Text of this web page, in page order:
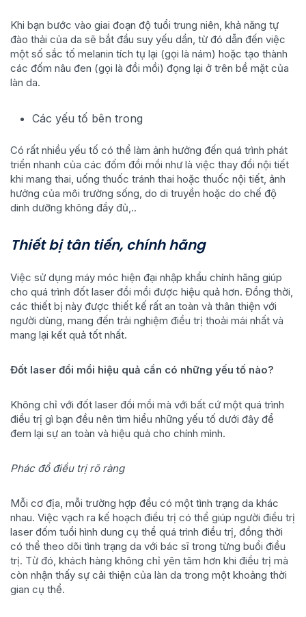
Khi bạn bước vào giai đoạn độ tuổi trung niên, khả năng tự
đào thải của da sẽ bắt đầu suy yếu dần, từ đó dẫn đến việc
một số sắc tố melanin tích tụ lại (gọi là nám) hoặc tạo thành
các đốm nâu đen (gọi là đồi mồi) đọng lại ở trên bề mặt của
làn da.
Các yếu tố bên trong
Có rất nhiều yếu tố có thể làm ảnh hưởng đến quá trình phát
triển nhanh của các đốm đồi mồi như là việc thay đổi nội tiết
khi mang thai, uống thuốc tránh thai hoặc thuốc nội tiết, ảnh
hưởng của môi trường sống, do di truyền hoặc do chế độ
dinh dưỡng không đầy đủ,..
Thiết bị tân tiến, chính hãng
Việc sử dụng máy móc hiện đại nhập khẩu chính hãng giúp
cho quá trình đốt laser đồi mồi được hiệu quả hơn. Đồng thời,
các thiết bị này được thiết kế rất an toàn và thân thiện với
người dùng, mang đến trải nghiệm điều trị thoải mái nhất và
mang lại kết quả tốt nhất.
Đốt laser đồi mồi hiệu quả cần có những yếu tố nào?
Không chỉ với đốt laser đồi mồi mà với bất cứ một quá trình
điều trị gì bạn đều nên tìm hiểu những yếu tố dưới đây để
đem lại sự an toàn và hiệu quả cho chính mình.
Phác đồ điều trị rõ ràng
Mỗi cơ địa, mỗi trường hợp đều có một tình trạng da khác
nhau. Việc vạch ra kế hoạch điều trị có thể giúp người điều trị
laser đốm tuổi hình dung cụ thể quá trình điều trị, đồng thời
có thể theo dõi tình trạng da với bác sĩ trong từng buổi điều
trị. Từ đó, khách hàng không chỉ yên tâm hơn khi điều trị mà
còn nhận thấy sự cải thiện của làn da trong một khoảng thời
gian cụ thể.